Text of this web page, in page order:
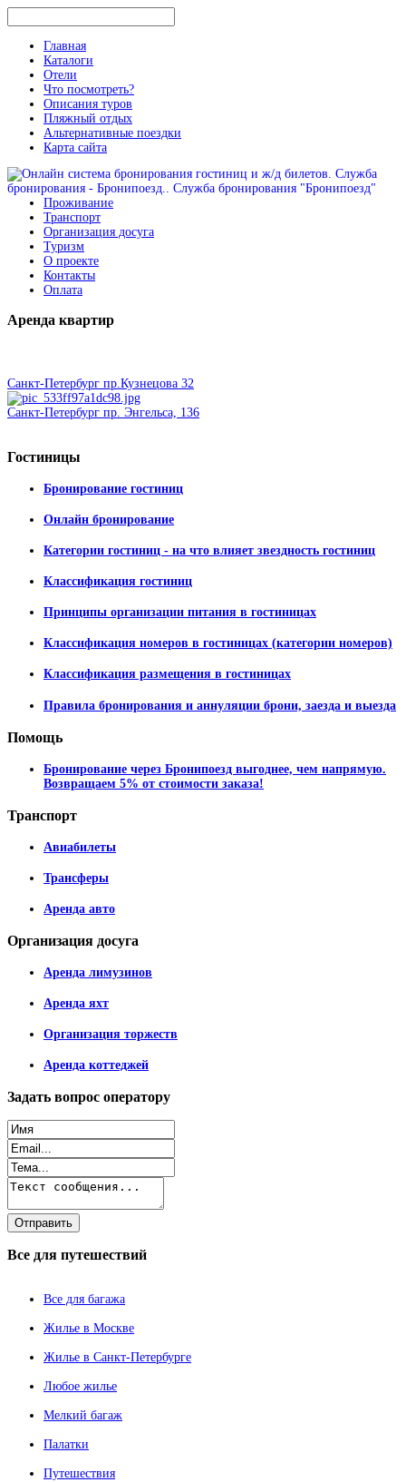
Главная
Каталоги
Отели
Что посмотреть?
Описания туров
Пляжный отдых
Альтернативные поездки
Карта сайта
Проживание
Транспорт
Организация досуга
Туризм
О проекте
Контакты
Оплата
Аренда квартир
Санкт-Петербург пр.Кузнецова 32
Санкт-Петербург пр. Энгельса, 136
Гостиницы
Бронирование гостиниц
Онлайн бронирование
Категории гостиниц - на что влияет звездность гостиниц
Классификация гостиниц
Принципы организации питания в гостиницах
Классификация номеров в гостиницах (категории номеров)
Классификация размещения в гостиницах
Правила бронирования и аннуляции брони, заезда и выезда
Помощь
Бронирование через Бронипоезд выгоднее, чем напрямую.
Возвращаем 5% от стоимости заказа!
Транспорт
Авиабилеты
Трансферы
Аренда авто
Организация досуга
Аренда лимузинов
Аренда яхт
Организация торжеств
Аренда коттеджей
Задать вопрос оператору
Все для путешествий
Все для багажа
Жилье в Москве
Жилье в Санкт-Петербурге
Любое жилье
Мелкий багаж
Палатки
Путешествия